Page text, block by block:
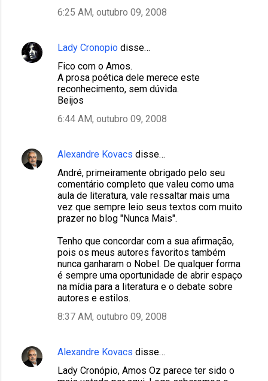
6:25 AM, outubro 09, 2008
Lady Cronopio disse…
Fico com o Amos.
A prosa poética dele merece este
reconhecimento, sem dúvida.
Beijos
6:44 AM, outubro 09, 2008
Alexandre Kovacs disse…
André, primeiramente obrigado pelo seu
comentário completo que valeu como uma
aula de literatura, vale ressaltar mais uma
vez que sempre leio seus textos com muito
prazer no blog "Nunca Mais".
Tenho que concordar com a sua afirmação,
pois os meus autores favoritos também
nunca ganharam o Nobel. De qualquer forma
é sempre uma oportunidade de abrir espaço
na mídia para a literatura e o debate sobre
autores e estilos.
8:37 AM, outubro 09, 2008
Alexandre Kovacs disse…
Lady Cronópio, Amos Oz parece ter sido o